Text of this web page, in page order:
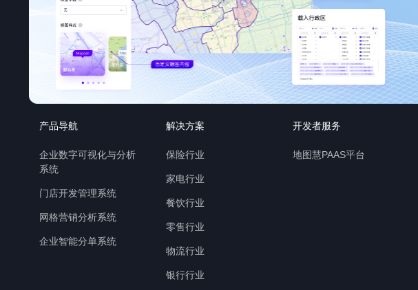
产品导航
企业数字可视化与分析
系统
门店开发管理系统
网格营销分析系统
企业智能分单系统
解决方案
保险行业
家电行业
餐饮行业
零售行业
物流行业
银行行业
开发者服务
地图慧PAAS平台